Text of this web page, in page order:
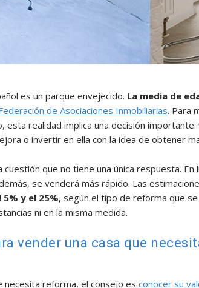
es un parque envejecido. La media de
de Asociaciones Inmobiliarias. Para
esta realidad implica una decisión
o invertir en ella con la idea de obtener
cuestión que no tiene una única respuesta.
se venderá más rápido. Las
y el 25%, según el tipo de reforma que
ni en la misma medida.
vender una casa que
necesita reforma, el consejo esconocer su